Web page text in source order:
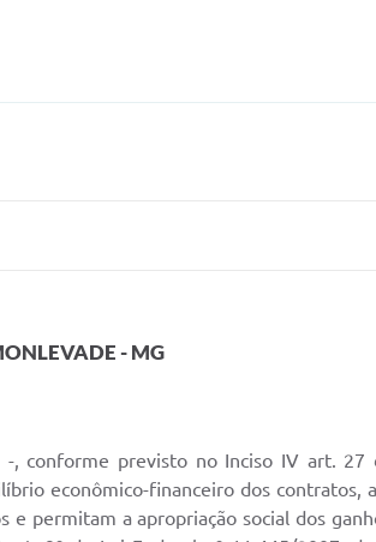
- MG
-, conforme previsto no Inciso IV art.
econômico-financeiro dos contratos,
e permitam a apropriação social dos